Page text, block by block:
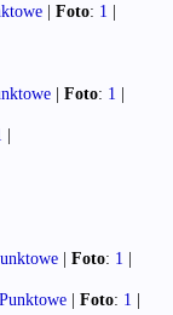
| Foto: 1 |
| Foto: 1 |
|
| Foto: 1 |
| Foto: 1 |